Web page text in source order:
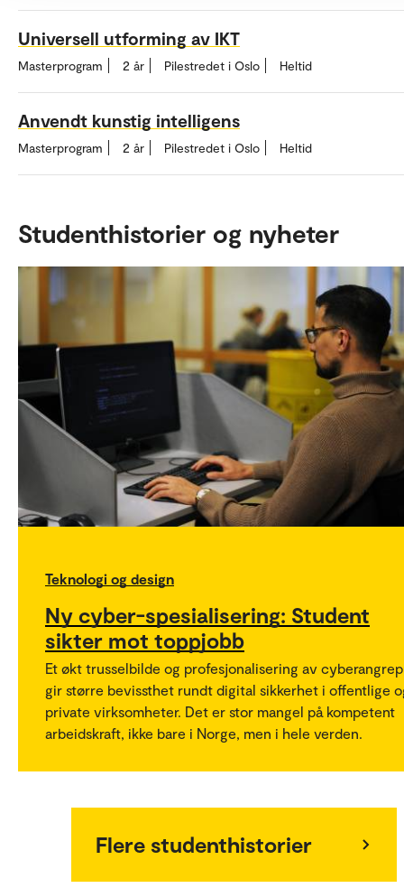
Universell utforming av IKT
Masterprogram 2 år Pilestredet i Oslo Heltid
Anvendt kunstig intelligens
Masterprogram 2 år Pilestredet i Oslo Heltid
Studenthistorier og nyheter
Teknologi og design
Ny cyber-spesialisering: Student
sikter mot toppjobb
Et økt trusselbilde og profesjonalisering av cyberangrep
gir større bevissthet rundt digital sikkerhet i offentlige
private virksomheter. Det er stor mangel på kompetent
arbeidskraft, ikke bare i Norge, men i hele verden.
Flere studenthistorier